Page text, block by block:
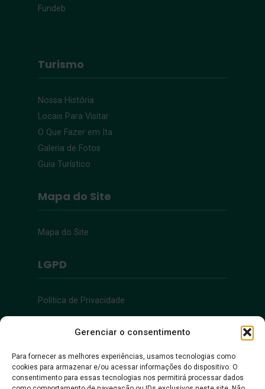
Gerenciar o consentimento
Para fornecer as melhores experiências, usamos tecnologias como
cookies para armazenar e/ou acessar informações do dispositivo. O
consentimento para essas tecnologias nos permitirá processar dados
Fundeb
Turismo
Nossa História
Locais Para Visitar
O Que Fazer em Ita
Galeria de Fotos
Guia Turístico
Mapa do Site
Mapa do Site
LGPD
Política de Privacidade
Acessibilidade
Acessibilidade